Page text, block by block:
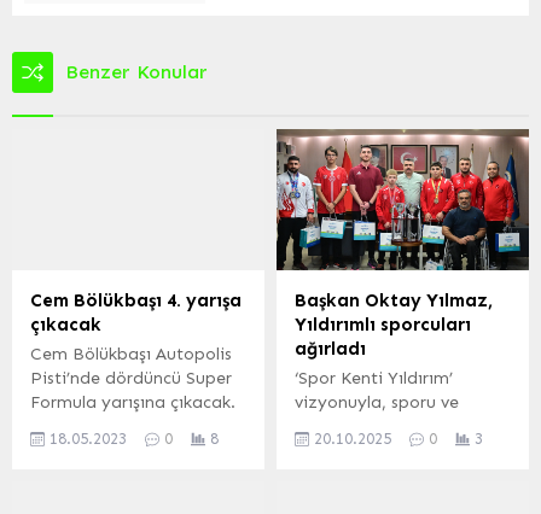
Benzer Konular
Cem Bölükbaşı 4. yarışa
çıkacak
Cem Bölükbaşı Autopolis
Pisti’nde dördüncü Super
Formula yarışına çıkacak.
Bölükbaşı, Super Formula
18.05.2023 0 8
Başkan Oktay Yılmaz,
Yıldırımlı sporcuları
ağırladı
‘Spor Kenti Yıldırım’
vizyonuyla, sporu ve
önemli projelere imza
20.10.2025 0 3